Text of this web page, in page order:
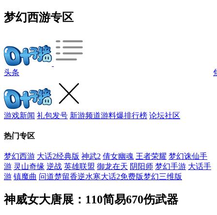
梦幻西游专区
头条
游戏新闻 礼包发号 新游频道游料爆排行榜 论坛社区
热门专区
梦幻西游 大话2经典版 神武2 倩女幽魂 王者荣耀 梦幻诛仙手
游 灵山奇缘 逆战 英雄联盟 御龙在天 阴阳师 梦幻手游 大话手
游 镇魔曲 问道楚留香逆水寒大话2免费版梦幻三维版
神威女大唐展：110简易670伤武器